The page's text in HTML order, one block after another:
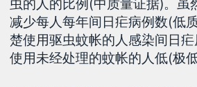
虫的人的比例(中质量证据)。虽
减少每人每年间日疟病例数(低
楚使用驱虫蚊帐的人感染间日
使用未经处理的蚊帐的人低(极